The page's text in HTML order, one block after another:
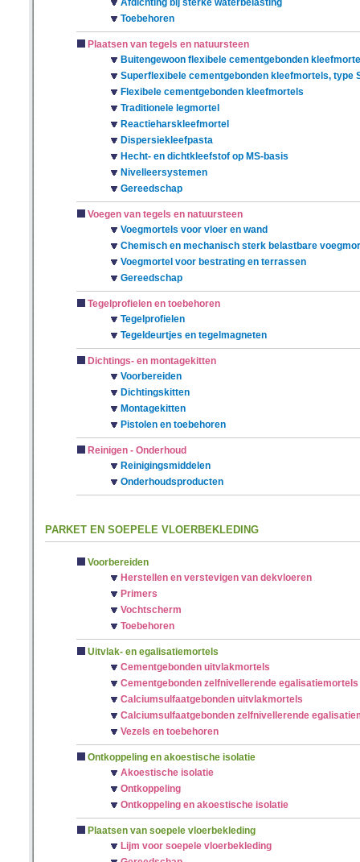
Afdichting bij sterke waterbelasting
Toebehoren
Plaatsen van tegels en natuursteen
Buitengewoon flexibele cementgebonden
Superflexibele cementgebonden kleefmortels, type
Flexibele cementgebonden kleefmortels
Traditionele legmortel
Reactieharskleefmortel
Dispersiekleefpasta
Hecht- en dichtkleefstof op MS-basis
Nivelleersystemen
Gereedschap
Voegen van tegels en natuursteen
Voegmortels voor vloer en wand
Chemisch en mechanisch sterk belastbare
Voegmortel voor bestrating en terrassen
Gereedschap
Tegelprofielen en toebehoren
Tegelprofielen
Tegeldeurtjes en tegelmagneten
Dichtings- en montagekitten
Voorbereiden
Dichtingskitten
Montagekitten
Pistolen en toebehoren
Reinigen - Onderhoud
Reinigingsmiddelen
Onderhoudsproducten
PARKET EN SOEPELE VLOERBEKLEDING
Voorbereiden
Herstellen en verstevigen van dekvloeren
Primers
Vochtscherm
Toebehoren
Uitvlak- en egalisatiemortels
Cementgebonden uitvlakmortels
Cementgebonden zelfnivellerende egalisatiemortels
Calciumsulfaatgebonden uitvlakmortels
Calciumsulfaatgebonden zelfnivellerende
Vezels en toebehoren
Ontkoppeling en akoestische isolatie
Akoestische isolatie
Ontkoppeling
Ontkoppeling en akoestische isolatie
Plaatsen van soepele vloerbekleding
Lijm voor soepele vloerbekleding